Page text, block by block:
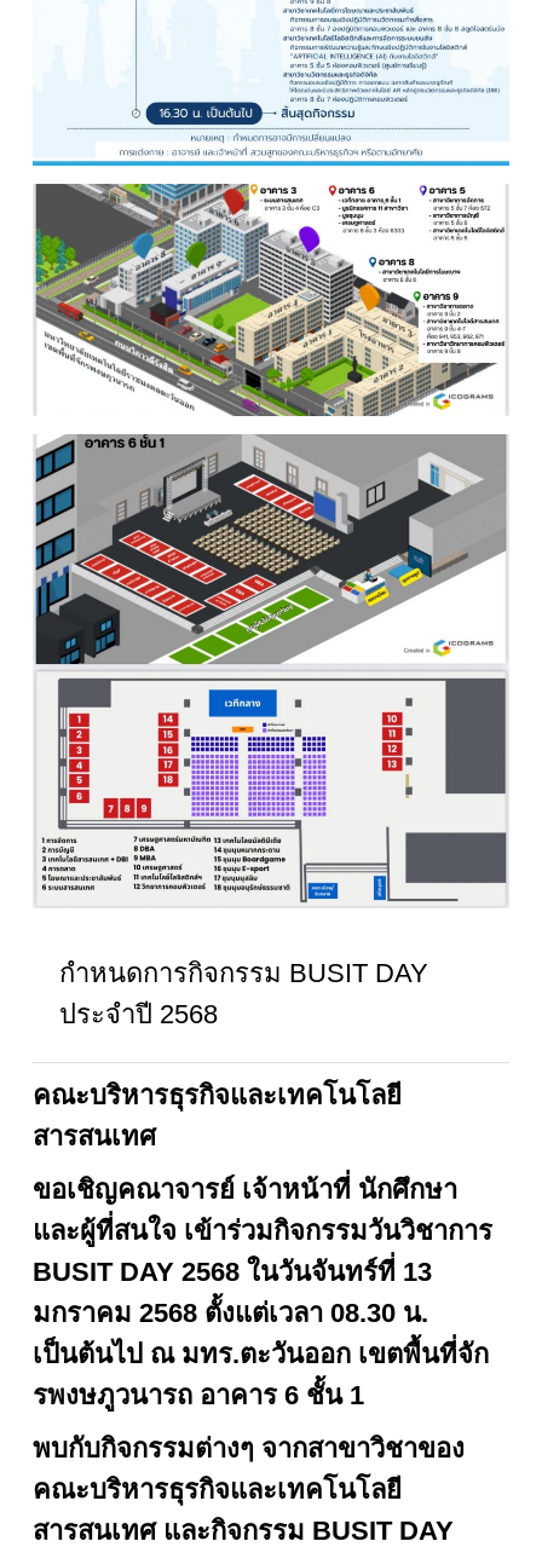
กำหนดการกิจกรรม BUSIT DAY
ประจำปี 2568
คณะบริหารธุรกิจและเทคโนโลยี
สารสนเทศ
ขอเชิญคณาจารย์ เจ้าหน้าที่ นักศึกษา
และผู้ที่สนใจ เข้าร่วมกิจกรรมวันวิชาการ
BUSIT DAY 2568 ในวันจันทร์ที่ 13
มกราคม 2568 ตั้งแต่เวลา 08.30 น.
เป็นต้นไป ณ มทร.ตะวันออก เขตพื้นที่จัก
รพงษภูวนารถ อาคาร 6 ชั้น 1
พบกับกิจกรรมต่างๆ จากสาขาวิชาของ
คณะบริหารธุรกิจและเทคโนโลยี
สารสนเทศ และกิจกรรม BUSIT DAY